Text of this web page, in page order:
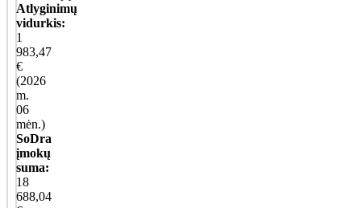
Atlyginimų
vidurkis:
1
983,47
€
(2026
m.
06
mėn.)
SoDra
įmokų
suma:
18
688,04